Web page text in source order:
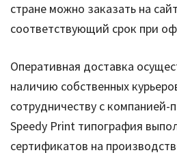
стране можно заказать на
соответствующий срок при
Оперативная доставка
наличию собственных
сотрудничеству с
Speedy Print типография
сертификатов на